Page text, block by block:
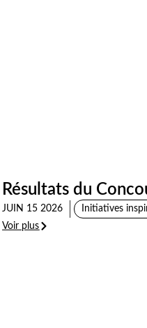
Résultats du
JUIN 15 2026
Initiatives
Voir plus